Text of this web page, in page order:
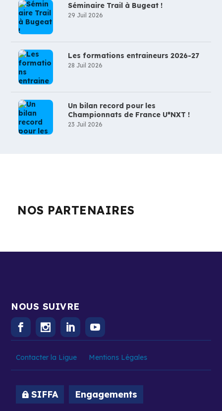
Séminaire Trail à Bugeat !
29 Juil 2026
Les formations entraineurs 2026-27
28 Juil 2026
Un bilan record pour les
Championnats de France U*NXT !
23 Juil 2026
NOS PARTENAIRES
NOUS SUIVRE
Contacter la Ligue Mentions Légales
SIFFA Engagements